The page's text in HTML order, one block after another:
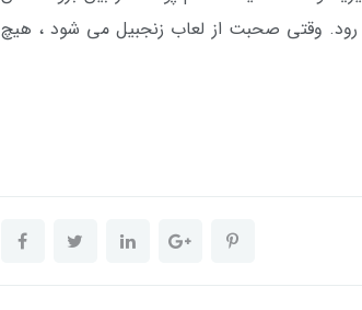
وقتی صحبت از لعاب زنجبیل می شود ، هیچ